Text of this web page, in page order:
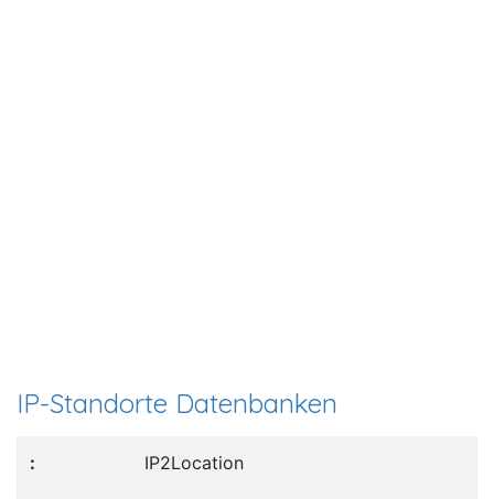
IP-Standorte Datenbanken
IP2Location